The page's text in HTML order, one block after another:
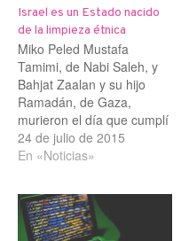
Israel es un Estado nacido
de la limpieza étnica
Miko Peled Mustafa
Tamimi, de Nabi Saleh, y
Bahjat Zaalan y su hijo
Ramadán, de Gaza,
murieron el día que cumplí
50 años; apenas unos días
después que el candidato
los declarara “un pueblo
inventado”. Los dos fueron
asesinados por la
24 de julio de 2015
En «Noticias»